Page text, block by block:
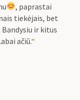
, paprastai
tiekėjais, bet
ir kitus
ačiū.“